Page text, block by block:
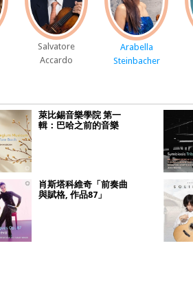
Salvatore
Accardo
Arabella
Steinbacher
萊比錫音樂學院 第一
輯：巴哈之前的音樂
肖斯塔科維奇「前奏曲
與賦格, 作品87」